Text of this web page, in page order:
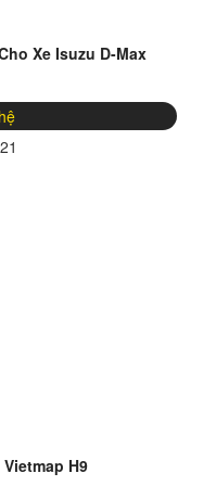
Xe Isuzu D-Max
H9